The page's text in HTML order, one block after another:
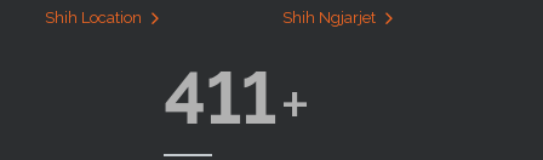
Shih Location Shih Ngjarjet
411